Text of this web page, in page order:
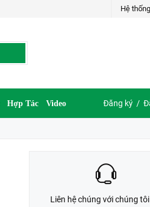
Hệ
Hợp Tác Video Đăng ký /
LIÊN HỆ ĐẶT
Liên hệ chúng với chúng